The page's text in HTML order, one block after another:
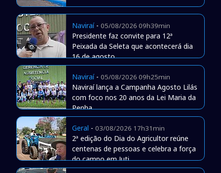
Naviraí- 05/08/2026 09h39min
Presidente faz convite para 12ª
Peixada da Seleta que acontecerá dia
16 de agosto
Naviraí- 05/08/2026 09h25min
Naviraí lança a Campanha Agosto Lilás
com foco nos 20 anos da Lei Maria da
Penha
Geral - 03/08/2026 17h31min
2ª edição do Dia do Agricultor reúne
centenas de pessoas e celebra a força
do campo em Juti